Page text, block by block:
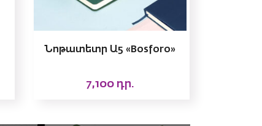
Նոթատետր Ա5 «Bosforo»
7,100 դր.